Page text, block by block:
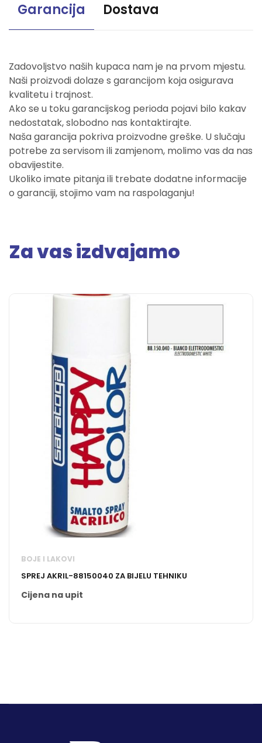
Garancija Dostava
Zadovoljstvo naših kupaca nam je na prvom mjestu.
Naši proizvodi dolaze s garancijom koja osigurava
kvalitetu i trajnost.
Ako se u toku garancijskog perioda pojavi bilo kakav
nedostatak, slobodno nas kontaktirajte.
Naša garancija pokriva proizvodne greške. U slučaju
potrebe za servisom ili zamjenom, molimo vas da nas
obavijestite.
Ukoliko imate pitanja ili trebate dodatne informacije
o garanciji, stojimo vam na raspolaganju!
Za vas izdvajamo
BOJE I LAKOVI
SPREJ AKRIL-88150040 ZA BIJELU TEHNIKU
Cijena na upit